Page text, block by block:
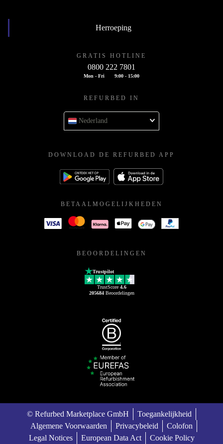
Herroeping
GRATIS HOTLINE
0800 222 7801
Mon - Fri 9:00 - 15:00
REFURBED IN
Nederland
DOWNLOAD DE REFURBED APP
BETAALMOGELIJKHEDEN
BEOORDELINGEN
Trustpilot
TrustScore 4.6
205684Beoordelingen
© Refurbed Marketplace GmbH
Toegankelijkheid
Algemene Voorwaarden
Privacybeleid
Colofon
Legal Notices
European Data Act Cookie Policy